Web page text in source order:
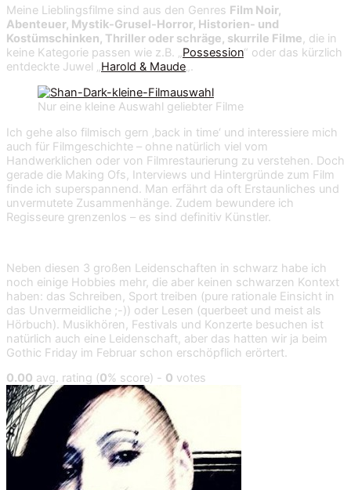
Meine Lieblingsfilme sind aus den Genres Film Noir,
Abenteuer, Mystik-Grusel-Horror, Historien- und
Kostümschinken, Thriller oder schräge, skurrile Filme, die in
keine Kategorie passen wie z.B. „Possession“ oder das kürzlich
entdeckte Juwel „Harold & Maude„.
Nur eine kleine Auswahl geliebter Filme
Ich gehe also filmisch gern ‚back in time‘ und interessiere mich
auch für Filmgeschichte – ohne natürlich viel vom
Handwerklichen oder von Filmrestaurierung zu verstehen. Doch
gerade die Making Ofs, Interviews und Hintergründe zum Film
finde ich superspannend. Man erfährt da oft Erstaunliches und
unvermutete Zusammenhänge. Zudem bewundere ich
Regisseure grenzenlos – es sind definitiv Künstler.
Neben diesen 3 großen Leidenschaften in schwarz habe ich
noch einige Hobbies mehr, die aber keinen schwarzen Kontext
haben: das Schreiben, Sport treiben (pure rationale Einsicht in
das Unvermeidliche ;-)) oder Lesen (querbeet und meist als
Hörbuch). Musikhören, Festivals und Konzerte besuchen ist
natürlich auch eine Leidenschaft, aber das hatten wir ja beim
Gothic Friday im Februar schon erschöpflich erörtert.
0.00 avg. rating (0% score) - 0 votes